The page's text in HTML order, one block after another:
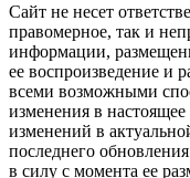
Сайт не несет
правомерное, так и
информации,
ее воспроизведение и
всеми возможными
изменения в
изменений в
последнего
в силу с момента ее